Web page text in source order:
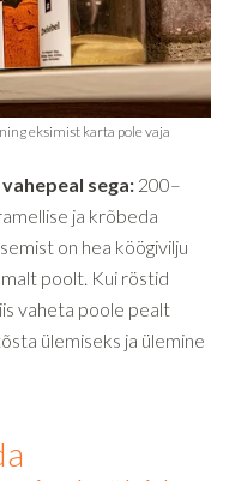
sega: 200–
ja krõbeda
on hea köögivilju
poolt. Kui röstid
vaheta poole pealt
ülemiseks ja ülemine